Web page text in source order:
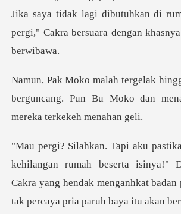
Jika saya tidak lagi dibu
berguncang. Pun Bu Moko dan
beserta isinya!"
Cakra yang hendak menganhkat badan